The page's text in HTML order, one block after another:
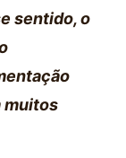
sentido, o
muitos